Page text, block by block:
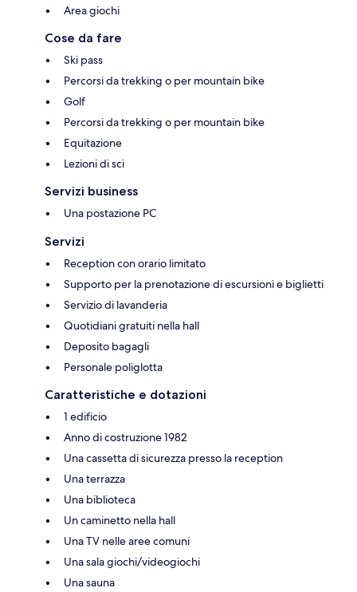
Area giochi
Cose da fare
Ski pass
Percorsi da trekking o per mountain bike
Golf
Percorsi da trekking o per mountain bike
Equitazione
Lezioni di sci
Servizi business
Una postazione PC
Servizi
Reception con orario limitato
Supporto per la prenotazione di escursioni e biglietti
Servizio di lavanderia
Quotidiani gratuiti nella hall
Deposito bagagli
Personale poliglotta
Caratteristiche e dotazioni
1 edificio
Anno di costruzione 1982
Una cassetta di sicurezza presso la reception
Una terrazza
Una biblioteca
Un caminetto nella hall
Una TV nelle aree comuni
Una sala giochi/videogiochi
Una sauna